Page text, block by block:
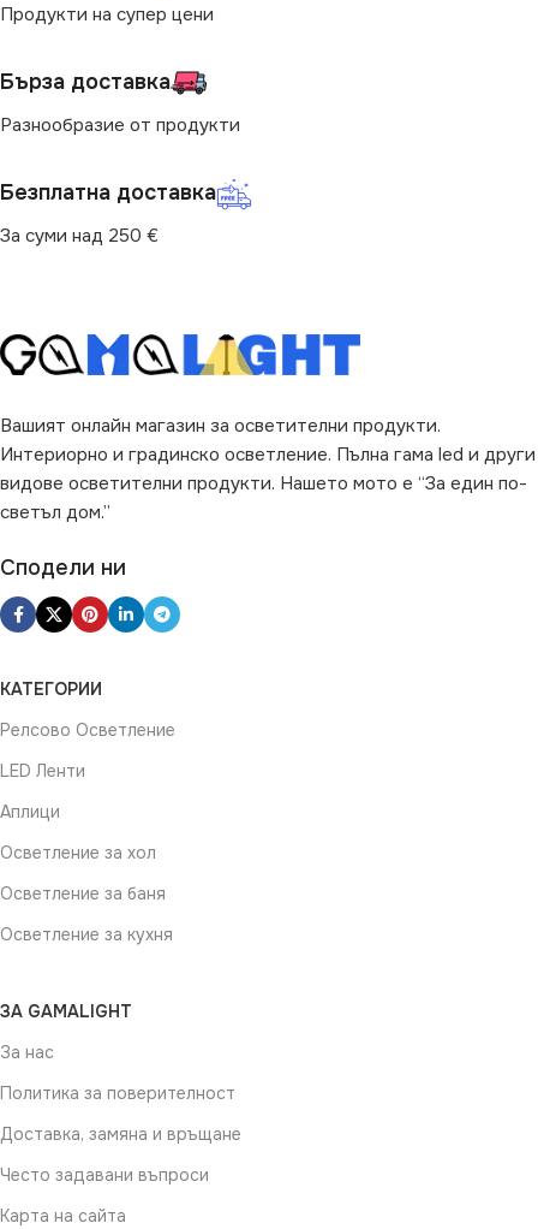
Продукти на супер цени
Бърза доставка
Разнообразие от продукти
Безплатна доставка
За суми над 250 €
Вашият онлайн магазин за осветителни продукти.
Интериорно и градинско осветление. Пълна гама led и други
видове осветителни продукти. Нашето мото е “За един по-
светъл дом.”
Сподели ни
КАТЕГОРИИ
Релсово Осветление
LED Ленти
Аплици
Осветление за хол
Осветление за баня
Осветление за кухня
ЗА GAMALIGHT
За нас
Политика за поверителност
Доставка, замяна и връщане
Често задавани въпроси
Карта на сайта